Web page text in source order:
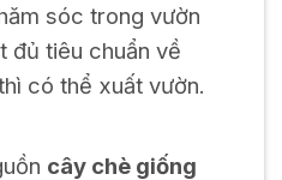
sóc trong vườn
đủ tiêu chuẩn về
có thể xuất vườn.
cây chè giống